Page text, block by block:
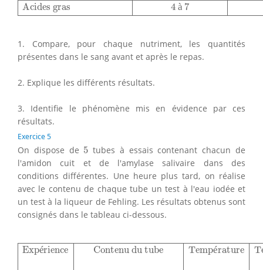
Acides gras
4 à 7
1. Compare, pour chaque nutriment, les quantités
présentes dans le sang avant et après le repas.
2. Explique les différents résultats.
3. Identifie le phénomène mis en évidence par ces
résultats.
Exercice 5
On dispose de 5
5 tubes à essais contenant chacun de
l'amidon cuit et de l'amylase salivaire dans des
conditions différentes. Une heure plus tard, on réalise
avec le contenu de chaque tube un test à l'eau iodée et
un test à la liqueur de Fehling. Les résultats obtenus sont
consignés dans le tableau ci-dessous.
Expérience Contenu du tube Température
ExpérienceContenu du tubeTempératureTest à l’eau